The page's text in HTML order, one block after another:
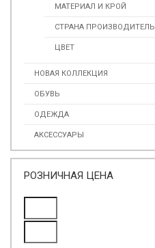
МАТЕРИАЛ И КРОЙ
СТРАНА ПРОИЗВОДИТЕЛЬ
ЦВЕТ
НОВАЯ КОЛЛЕКЦИЯ
ОБУВЬ
ОДЕЖДА
АКСЕССУАРЫ
РОЗНИЧНАЯ ЦЕНА